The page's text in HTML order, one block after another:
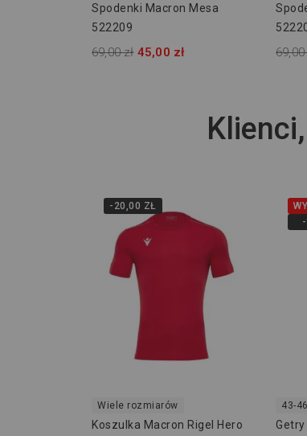
Spodenki Macron Mesa
522209
69,00 zł 45,00 zł 69,00
-20,00 ZŁ
Wiele rozmiarów
Koszulka Macron Rigel Hero
43-46